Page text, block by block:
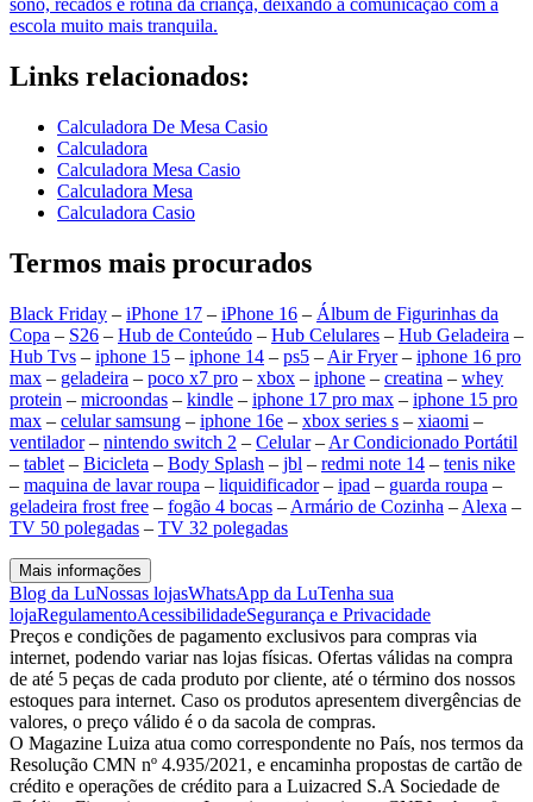
sono, recados e rotina da criança, deixando a comunicação com a
escola muito mais tranquila.
Links relacionados:
Calculadora De Mesa Casio
Calculadora
Calculadora Mesa Casio
Calculadora Mesa
Calculadora Casio
Termos mais procurados
Black Friday – iPhone 17 – iPhone 16 – Álbum de Figurinhas da
Copa – S26 – Hub de Conteúdo – Hub Celulares – Hub Geladeira –
Hub Tvs – iphone 15 – iphone 14 – ps5 – Air Fryer– iphone 16 pro
max – geladeira – poco x7 pro – xbox – iphone – creatina – whey
protein – microondas – kindle – iphone 17 pro max – iphone 15 pro
max – celular samsung – iphone 16e – xbox series s – xiaomi –
ventilador– nintendo switch 2 – Celular– Ar Condicionado Portátil
– tablet – Bicicleta – Body Splash – jbl – redmi note 14 – tenis nike
– maquina de lavar roupa – liquidificador– ipad – guarda roupa –
geladeira frost free – fogão 4 bocas – Armário de Cozinha – Alexa –
TV 50 polegadas – TV 32 polegadas
Mais informações
Blog da LuNossas lojasWhatsApp da LuTenha sua
lojaRegulamentoAcessibilidadeSegurança e Privacidade
Preços e condições de pagamento exclusivos para compras via
internet, podendo variar nas lojas físicas. Ofertas válidas na compra
de até 5 peças de cada produto por cliente, até o término dos nossos
estoques para internet. Caso os produtos apresentem divergências de
valores, o preço válido é o da sacola de compras.
O Magazine Luiza atua como correspondente no País, nos termos da
Resolução CMN nº 4.935/2021, e encaminha propostas de cartão de
crédito e operações de crédito para a Luizacred S.A Sociedade de